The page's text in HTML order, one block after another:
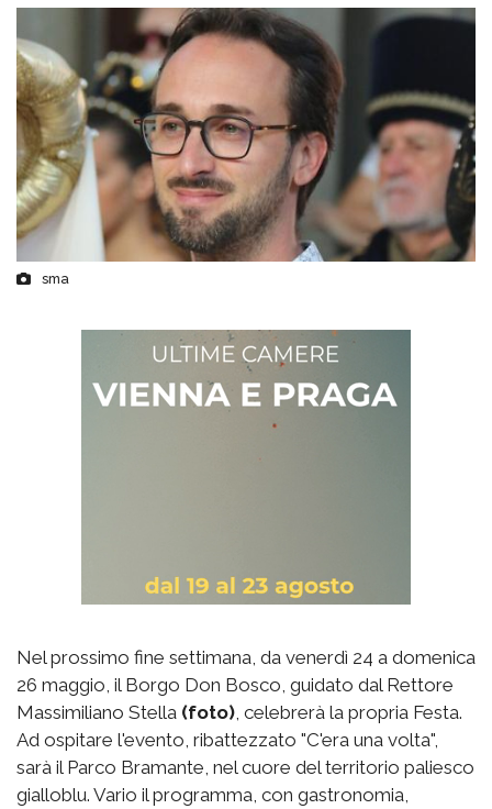
sma
Nel prossimo fine settimana, da venerdì 24 a domenica
26 maggio, il Borgo Don Bosco, guidato dal Rettore
Massimiliano Stella (foto) , celebrerà la propria Festa.
Ad ospitare l'evento, ribattezzato "C'era una volta",
sarà il Parco Bramante, nel cuore del territorio paliesco
gialloblu. Vario il programma, con gastronomia,